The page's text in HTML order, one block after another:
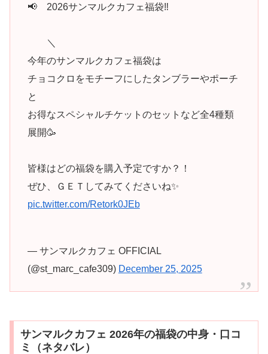
📢 2026サンマルクカフェ福袋‼
＼
今年のサンマルクカフェ福袋は
チョコクロをモチーフにしたタンブラーやポーチ
と
お得なスペシャルチケットのセットなど全4種類
展開🥳
皆様はどの福袋を購入予定ですか？！
ぜひ、ＧＥＴしてみてくださいね✨
pic.twitter.com/Retork0JEb
— サンマルクカフェ OFFICIAL
(@st_marc_cafe309) December 25, 2025
サンマルクカフェ 2026年の福袋の中身・口コ
ミ（ネタバレ）